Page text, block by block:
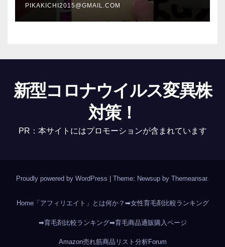
PIKAKICHI2015@GMAIL.COM
新型コロナウイルス変異株
対策！
PR：本サイトにはプロモーションが含まれています
Proudly powered by WordPress Theme: Newsup by Themeansar.
Home「アフィリエイト」とは何か？ ➡女性育毛剤比較ランキング
➡育毛剤比較ランキング➡育毛商品通販購入ページ
Amazon売れ筋商品リスト分析Forum